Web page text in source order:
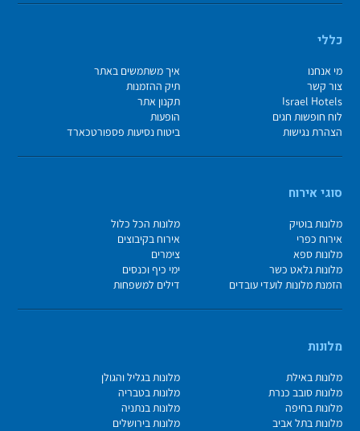
כללי
מי אנחנו
איך משתמשים באתר
צור קשר
תיק ההזמנות
Israel Hotels
תקנון אתר
לוח חופשות חגים
הופעות
הצהרת נגישות
ביטוח נסיעות פספורטכארד
סוגי אירוח
מלונות בוטיק
מלונות הכל כלול
אירוח כפרי
אירוח בקיבוצים
מלונות ספא
צימרים
מלונות גלאט כשר
ימי כיף וכנסים
הזמנת מלונות לועדי עובדים
דילים למשפחות
מלונות
מלונות באילת
מלונות בגליל והגולן
מלונות סובב כנרת
מלונות בטבריה
מלונות בחיפה
מלונות בנתניה
מלונות בתל אביב
מלונות בירושלים